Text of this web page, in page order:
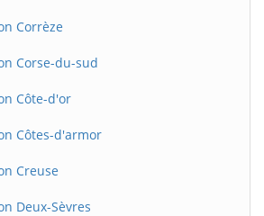
Corrèze
Corse-du-sud
Côte-d'or
Côtes-d'armor
Creuse
Deux-Sèvres